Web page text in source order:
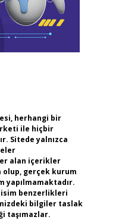
herhangi bir
ile hiçbir
Sitede yalnızca
alan içerikler
gerçek kurum
yapılmamaktadır.
benzerlikleri
bilgiler taslak
taşımazlar.